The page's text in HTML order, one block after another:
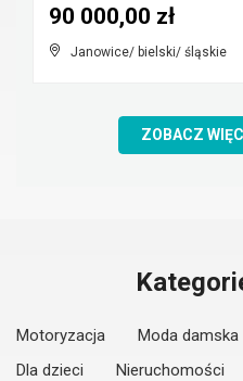
Janowice/ bielski/ śląskie
90 000,00 zł
ZOBACZ
Motoryzacja Moda damska
Dla dzieci
Nieruchomości